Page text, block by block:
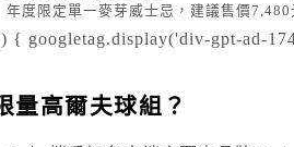
年度限定單一麥芽威士忌，建議售價7,480
{ googletag.display('div-gpt-ad-
量高爾夫球組？